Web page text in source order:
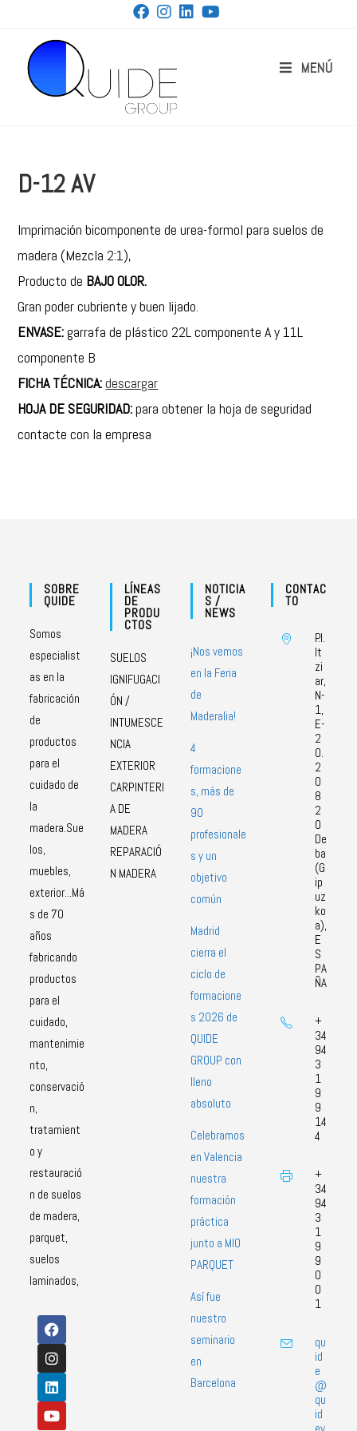
MENÚ
D-12 AV
Imprimación bicomponente de urea-formol para suelos de
madera (Mezcla 2:1),
Producto de BAJO OLOR.
Gran poder cubriente y buen lijado.
ENVASE: garrafa de plástico 22L componente A y 11L
componente B
FICHA TÉCNICA:descargar
HOJA DE SEGURIDAD:para obtener la hoja de seguridad
contacte con la empresa
SOBRE
QUIDE
Somos
especialist
as en la
fabricación
de
productos
para el
cuidado de
la
madera.Sue
los,
muebles,
exterior...Má
s de 70
años
fabricando
productos
para el
cuidado,
mantenimie
nto,
conservació
n,
tratamient
o y
restauració
n de suelos
de madera,
parquet,
suelos
laminados,
LÍNEAS
DE
PRODU
CTOS
SUELOS
IGNIFUGACI
ÓN /
INTUMESCE
NCIA
EXTERIOR
CARPINTERI
A DE
MADERA
REPARACIÓ
N MADERA
NOTICIA
S /
NEWS
¡Nos vemos
en la Feria
de
Maderalia!
4
formacione
s, más de
90
profesionale
s y un
objetivo
común
Madrid
cierra el
ciclo de
formacione
s 2026 de
QUIDE
GROUP con
lleno
absoluto
Celebramos
en Valencia
nuestra
formación
práctica
junto a MIO
PARQUET
Así fue
nuestro
seminario
en
Barcelona
CONTAC
TO
P.I.
It
zi
ar,
N-
1,
E-
2
0.
2
0
8
2
0
De
ba
(G
ip
uz
ko
a),
E
S
PA
ÑA
+
34
94
3
1
9
9
14
4
+
34
94
3
1
9
9
0
0
1
qu
id
e
@
qu
id